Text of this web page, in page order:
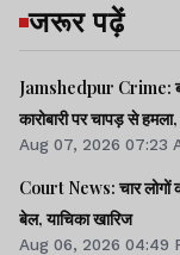
Lagatar
नीचे दिए गए
जरूर पढ़ें
Jamshedpur Crime:
कारोबारी पर चापड़ से
Aug 07, 2026 07:23
Court News: चार लोगों
बेल, याचिका खारिज
Aug 06, 2026 04:49